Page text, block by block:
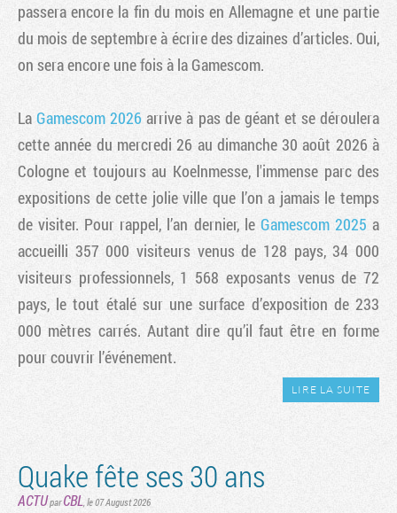
passera encore la fin du mois en Allemagne et une partie
du mois de septembre à écrire des dizaines d’articles. Oui,
on sera encore une fois à la Gamescom.
LaGamescom 2026 arrive à pas de géant et se déroulera
cette année du mercredi 26 au dimanche 30 août 2026 à
Cologne et toujours au Koelnmesse, l'immense parc des
expositions de cette jolie ville que l’on a jamais le temps
de visiter. Pour rappel, l’an dernier, le Gamescom 2025 a
accueilli 357 000 visiteurs venus de 128 pays, 34 000
visiteurs professionnels, 1 568 exposants venus de 72
pays, le tout étalé sur une surface d’exposition de 233
000 mètres carrés. Autant dire qu’il faut être en forme
pour couvrir l’événement.
LIRE LA SUITE
Quake fête ses 30 ans
ACTUparCBL,le 07 August 2026